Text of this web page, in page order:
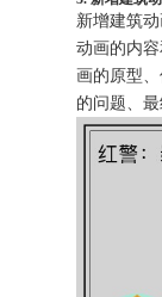
新增建筑
动画的内
画的原型
的问题、最